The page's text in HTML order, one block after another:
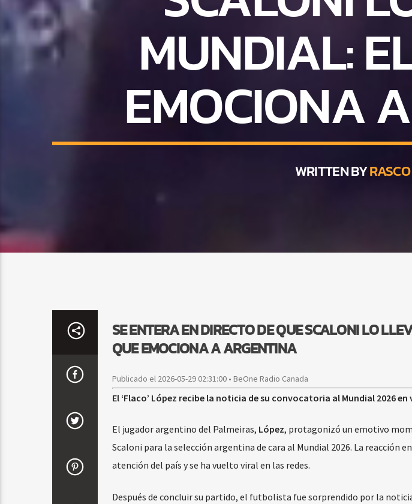
MUNDIAL:
EMOCIONA
WRITTEN BYRASCO
SE ENTERA EN DIRECTO DE QUE SCALONI LO
QUE EMOCIONA A ARGENTINA
Publicado el 2026-05-29 02:31:00 • BeOne Radio Canada
El ‘Flaco’ López recibe la noticia de su convocatoria al Mundial 2026 en
El jugador argentino del Palmeiras, López, protagonizó un emotivo
Scaloni para la selección argentina de cara al Mundial 2026. La reacción
atención del país y se ha vuelto viral en las redes.
Después de concluir su partido, el futbolista fue sorprendido por la